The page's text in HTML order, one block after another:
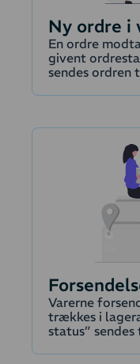
Ny ordre i
En ordre
givent
sendes ordren
Varerne
trækkes i
status”